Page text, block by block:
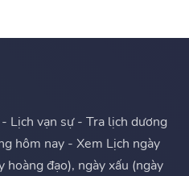
Lịch vạn sự - Tra lịch dương
hôm nay - Xem Lịch ngày
đạo), ngày xấu (ngày